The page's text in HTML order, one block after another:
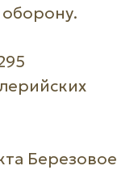
Березовое